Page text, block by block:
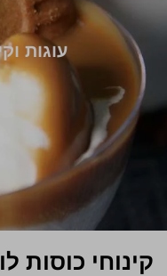
עוגות
קינוחי כוסות